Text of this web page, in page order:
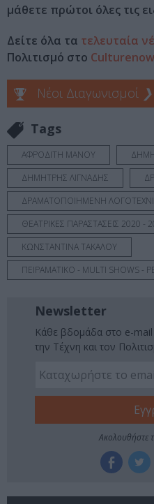
μάθετε πρώτοι όλες τις
Δείτε όλα τα τελευταία
Πολιτισμό στο
Νέοι Διαγωνισμοί ❯
Tags
ΑΦΡΟΔΙΤΗ ΜΑΝΟΥ
ΔΗΜΗΤΡΗΣ ΛΙΓΝΑΔΗΣ
ΔΡΑΜΑΤΟΠΟΙΗΜΕΝΗ
ΘΕΑΤΡΙΚΕΣ ΠΑΡΑΣΤΑΣΕΙΣ 2020 -
ΚΩΝΣΤΑΝΤΙΝΑ ΤΑΚΑΛΟΥ
ΠΕΙΡΑΜΑΤΙΚΟ - MULTI SHOWS -
Newsletter
Κάθε βδομάδα στο e-mail
την Τέχνη και τον
Ακολουθήστε